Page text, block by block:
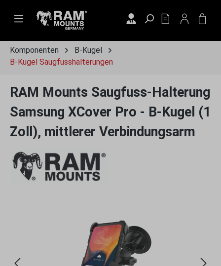
Zum Hauptinhalt springen
DU HAST 0
Komponenten
B-Kugel
B-Kugel Saugfusshalterungen
RAM Mounts Saugfuss-Halterung
Samsung XCover Pro - B-Kugel (1
Zoll), mittlerer Verbindungsarm